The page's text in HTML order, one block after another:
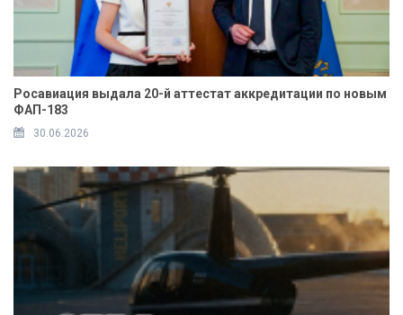
Росавиация выдала 20-й аттестат аккредитации по новым
ФАП-183
30.06.2026